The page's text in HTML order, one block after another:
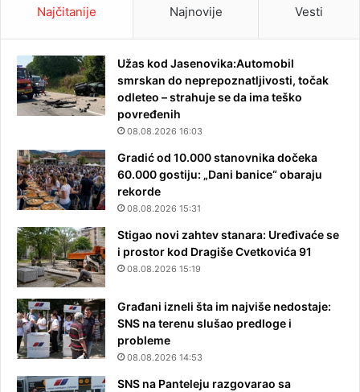
Najčitanije Najnovije Vesti
Užas kod Jasenovika:Automobil
smrskan do neprepoznatljivosti, točak
odleteo – strahuje se da ima teško
povređenih
08.08.2026 16:03
Gradić od 10.000 stanovnika dočeka
60.000 gostiju: „Dani banice“ obaraju
rekorde
08.08.2026 15:31
Stigao novi zahtev stanara: Uređivaće se
i prostor kod Dragiše Cvetkovića 91
08.08.2026 15:19
Građani izneli šta im najviše nedostaje:
SNS na terenu slušao predloge i
probleme
08.08.2026 14:53
SNS na Panteleju razgovarao sa